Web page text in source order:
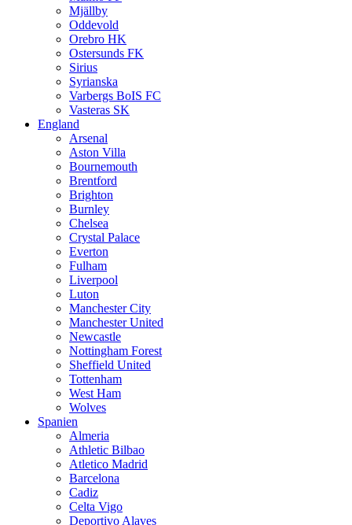
Mjällby
Oddevold
Orebro HK
Ostersunds FK
Sirius
Syrianska
Varbergs BoIS FC
Vasteras SK
England
Arsenal
Aston Villa
Bournemouth
Brentford
Brighton
Burnley
Chelsea
Crystal Palace
Everton
Fulham
Liverpool
Luton
Manchester City
Manchester United
Newcastle
Nottingham Forest
Sheffield United
Tottenham
West Ham
Wolves
Spanien
Almeria
Athletic Bilbao
Atletico Madrid
Barcelona
Cadiz
Celta Vigo
Deportivo Alaves